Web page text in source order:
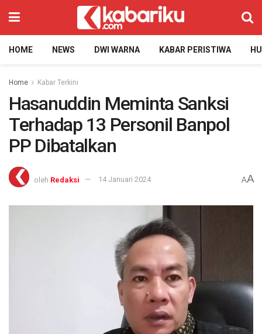
HOME NEWS DWI WARNA KABAR PERISTIWA
Home Kabar Terkini
Hasanuddin Meminta Sanksi
Terhadap 13 Personil Banpol
PP Dibatalkan
oleh Redaksi 14 Januari 2024 AA